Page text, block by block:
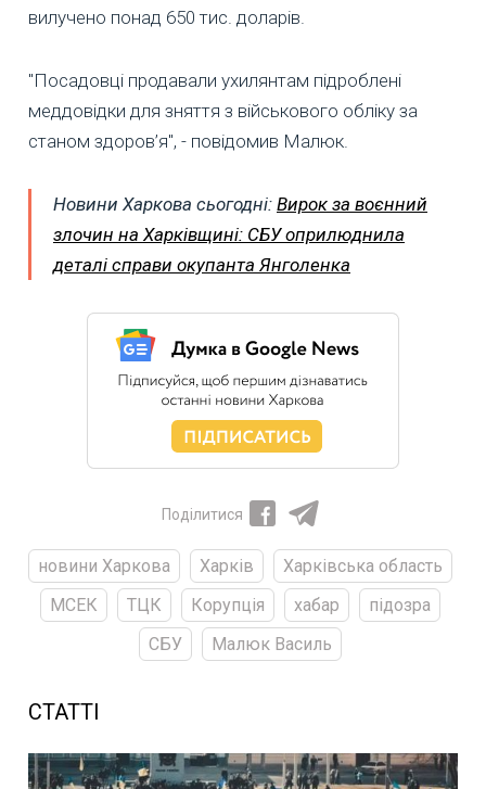
вилучено понад 650 тис. доларів.
"Посадовці продавали ухилянтам підроблені
меддовідки для зняття з військового обліку за
станом здоров’я", - повідомив Малюк.
Новини Харкова сьогодні: Вирок за воєнний
злочин на Харківщині: СБУ оприлюднила
деталі справи окупанта Янголенка
Поділитися
новини Харкова Харків
Харківська область
МСЕК
ТЦК Корупція хабар
підозра
СБУ
Малюк Василь
СТАТТІ